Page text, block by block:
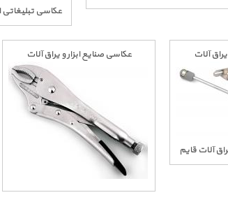
عکاسی تبلیغاتی
آلات
آلات قایم
عکاسی صنایع ابزار و یراق آلات